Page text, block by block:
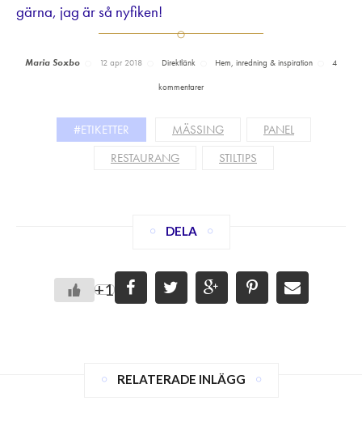
gärna, jag är så nyfiken!
Maria Soxbo 12 apr 2018 Direktlänk Hem, inredning & inspiration 4
kommentarer
#ETIKETTER MÄSSING
PANEL
RESTAURANG
STILTIPS
DELA
+1
RELATERADE INLÄGG